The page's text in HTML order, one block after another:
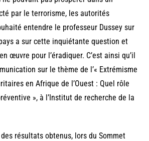
par le terrorisme, les autorités
entendre le professeur Dussey sur
a sur cette inquiétante question et
œuvre pour l’éradiquer. C’est ainsi qu’il
sur le thème de l’« Extrémisme
en Afrique de l’Ouest : Quel rôle
», à l’Institut de recherche de la
résultats obtenus, lors du Sommet